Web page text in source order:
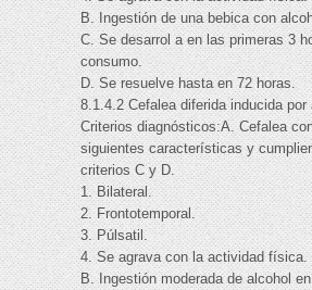
B. Ingestión de una bebica con
C. Se desarrol a en las primeras 3
consumo.
D. Se resuelve hasta en 72 horas.
8.1.4.2 Cefalea diferida inducida por
Criterios diagnósticos:A. Cefalea
siguientes características y
criterios C y D.
1. Bilateral.
2. Frontotemporal.
3. Púlsatil.
4. Se agrava con la actividad física.
B. Ingestión moderada de alcohol